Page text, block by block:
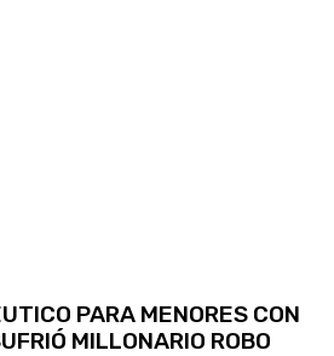
PARA MENORES CON
MILLONARIO ROBO